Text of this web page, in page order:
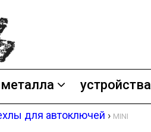
устройства
для автоключей › MINI